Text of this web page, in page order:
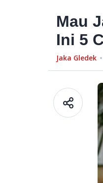
Mau
Ini 5
Jaka Gledek